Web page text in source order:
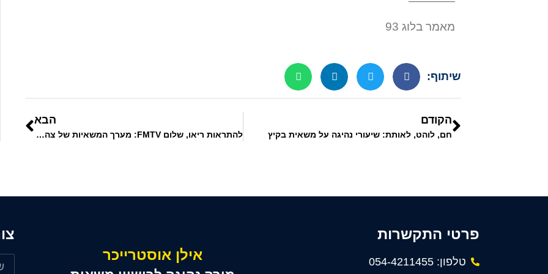
מאמר בלוג 93
שיתוף:
הקודם
חם, לוהט, לאותת: שיעורי נהיגה על משאית בקיץ
הבא
להתראות ריאו, שלום FMTV: מערך המשאיות של צה"ל מקבל שדרוג בשווי 583 מיליון דולר
פרטי התקשרות
טלפון: 054-4211455 אילן אוסטרייכר